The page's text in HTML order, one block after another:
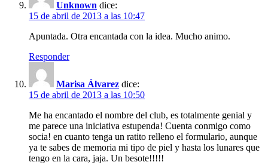
Unknown dice:
15 de abril de 2013 a las 10:47
Apuntada. Otra encantada con la idea. Mucho animo.
Responder
Marisa Álvarez dice:
15 de abril de 2013 a las 10:50
Me ha encantado el nombre del club, es totalmente genial y
me parece una iniciativa estupenda! Cuenta conmigo como
socia! en cuanto tenga un ratito relleno el formulario, aunque
ya te sabes de memoria mi tipo de piel y hasta los lunares que
tengo en la cara, jaja. Un besote!!!!!